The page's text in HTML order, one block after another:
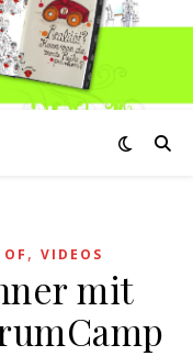
, VIDEOS
mit